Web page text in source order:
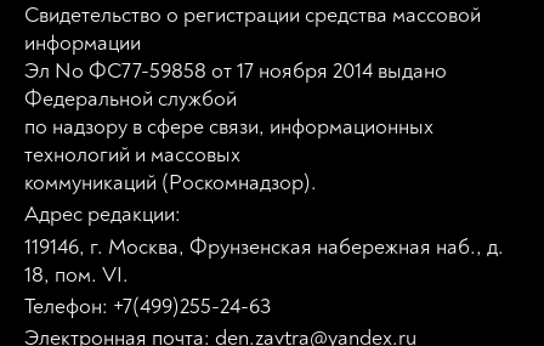
Свидетельство о регистрации средства массовой
информации
Эл No ФС77-59858 от 17 ноября 2014 выдано
Федеральной службой
по надзору в сфере связи, информационных
технологий и массовых
коммуникаций (Роскомнадзор).
Адрес редакции:
119146, г. Москва, Фрунзенская набережная наб., д.
18, пом. VI.
Телефон: +7(499)255-24-63
Электронная почта: den.zavtra@yandex.ru